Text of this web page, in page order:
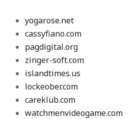
yogarose.net
cassyfiano.com
pagdigital.org
zinger-soft.com
islandtimes.us
lockeober.com
careklub.com
watchmenvideogame.com